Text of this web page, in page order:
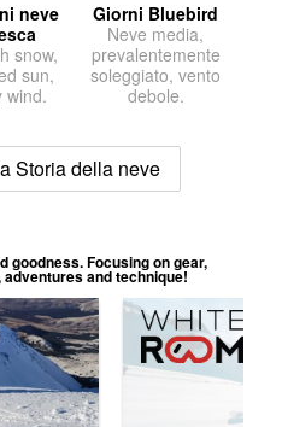
neve
snow,
sun,
wind.
Giorni Bluebird
Neve media,
prevalentemente
soleggiato, vento
debole.
Storia della neve